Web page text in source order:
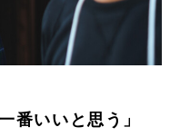
番いいと思う」